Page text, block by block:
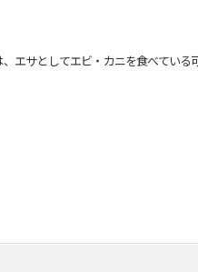
サとしてエビ・カニを食べている